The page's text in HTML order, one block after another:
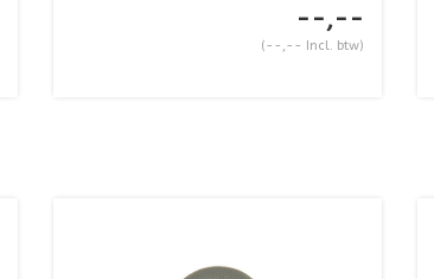
--,--
(--,-- Incl. btw)